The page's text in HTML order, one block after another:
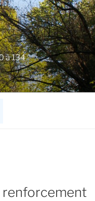
à 134
renforcement